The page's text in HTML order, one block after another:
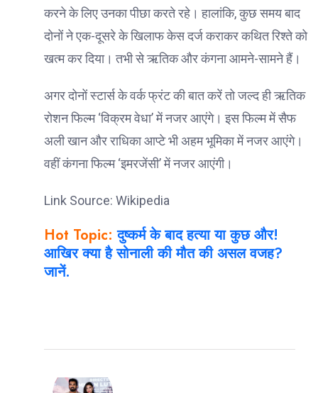
करने के लिए उनका पीछा करते रहे। हालांकि, कुछ समय बाद
दोनों ने एक-दूसरे के खिलाफ केस दर्ज कराकर कथित रिश्ते को
खत्म कर दिया। तभी से ऋतिक और कंगना आमने-सामने हैं।
अगर दोनों स्टार्स के वर्क फ्रंट की बात करें तो जल्द ही ऋतिक
रोशन फिल्म ‘विक्रम वेधा’ में नजर आएंगे। इस फिल्म में सैफ
अली खान और राधिका आप्टे भी अहम भूमिका में नजर आएंगे।
वहीं कंगना फिल्म ‘इमरजेंसी’ में नजर आएंगी।
Link Source: Wikipedia
Hot Topic:दुष्कर्म के बाद हत्या या कुछ और!
आखिर क्या है सोनाली की मौत की असल वजह?
जानें.